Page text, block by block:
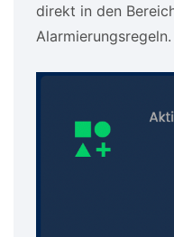
direkt in den
Alarmierungsregeln.